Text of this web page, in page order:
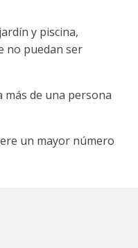
y piscina,
no puedan ser
más de una persona
un mayor número